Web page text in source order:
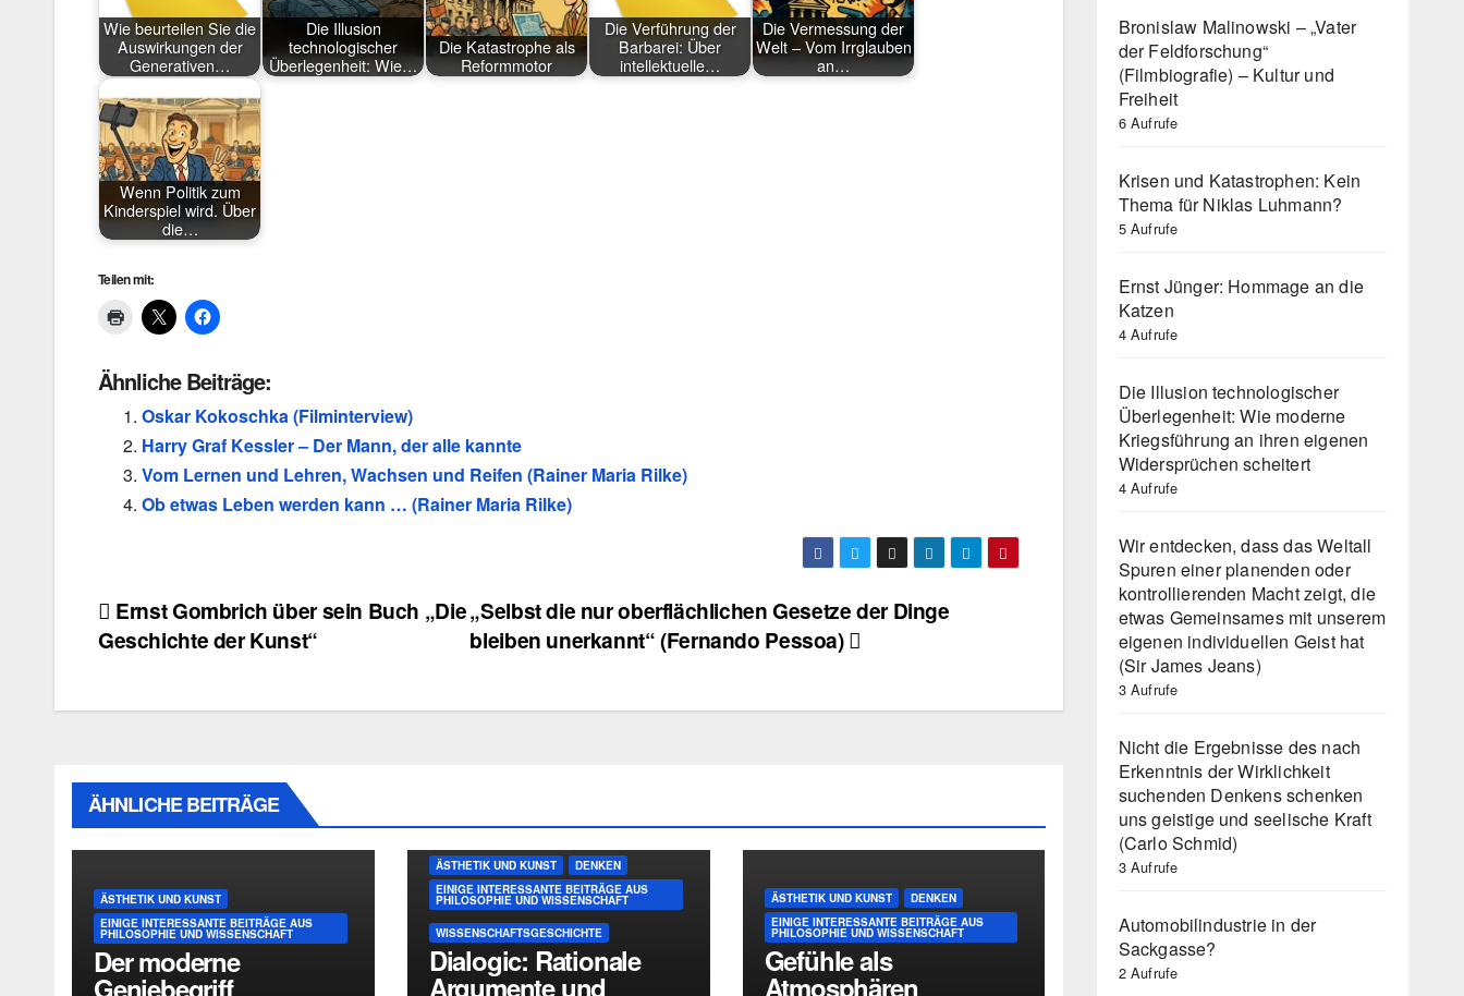
Wie beurteilen Sie die
Auswirkungen der
Generativen…
Die Illusion
technologischer
Überlegenheit: Wie…
Die Katastrophe als
Reformmotor
Die Verführung der
Barbarei: Über
intellektuelle…
Die Vermessung der
Welt – Vom Irrglauben
an…
Wenn Politik zum
Kinderspiel wird. Über
die…
Teilen mit:
Ähnliche Beiträge:
Oskar Kokoschka (Filminterview)
Harry Graf Kessler – Der Mann, der alle kannte
Vom Lernen und Lehren, Wachsen und Reifen (Rainer Maria Rilke)
Ob etwas Leben werden kann … (Rainer Maria Rilke)
Beitragsnavigation
„Selbst die nur oberflächlichen Gesetze der Dinge
bleiben unerkannt“ (Fernando Pessoa)
Ernst Gombrich über sein Buch „Die
Geschichte der Kunst“
ÄHNLICHE BEITRÄGE
ÄSTHETIK UND KUNST
EINIGE INTERESSANTE BEITRÄGE AUS
PHILOSOPHIE UND WISSENSCHAFT
Der moderne
Geniebegriff
ÄSTHETIK UND KUNST
DENKEN
EINIGE INTERESSANTE BEITRÄGE AUS
PHILOSOPHIE UND WISSENSCHAFT
WISSENSCHAFTSGESCHICHTE
Dialogic: Rationale
Argumente und
ÄSTHETIK UND KUNST
DENKEN
EINIGE INTERESSANTE BEITRÄGE AUS
PHILOSOPHIE UND WISSENSCHAFT
Gefühle als
Atmosphären
Bronislaw Malinowski – „Vater
der Feldforschung“
(Filmbiografie) – Kultur und
Freiheit
6 Aufrufe
Krisen und Katastrophen: Kein
Thema für Niklas Luhmann?
5 Aufrufe
Ernst Jünger: Hommage an die
Katzen
4 Aufrufe
Die Illusion technologischer
Überlegenheit: Wie moderne
Kriegsführung an ihren eigenen
Widersprüchen scheitert
4 Aufrufe
Wir entdecken, dass das Weltall
Spuren einer planenden oder
kontrollierenden Macht zeigt, die
etwas Gemeinsames mit unserem
eigenen individuellen Geist hat
(Sir James Jeans)
3 Aufrufe
Nicht die Ergebnisse des nach
Erkenntnis der Wirklichkeit
suchenden Denkens schenken
uns geistige und seelische Kraft
(Carlo Schmid)
3 Aufrufe
Automobilindustrie in der
Sackgasse?
2 Aufrufe